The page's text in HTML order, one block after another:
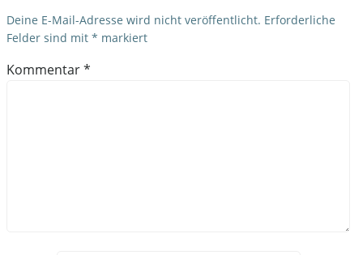
Deine E-Mail-Adresse wird nicht veröffentlicht. Erforderliche
Felder sind mit * markiert
Kommentar*